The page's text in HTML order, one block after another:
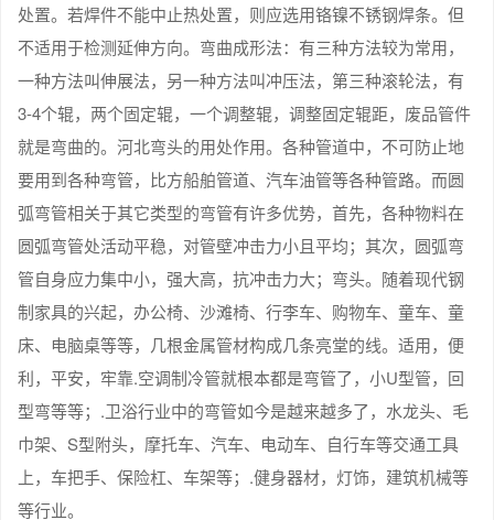
处置。若焊件不能中止热处置，则应选用铬镍不锈钢焊条。但
不适用于检测延伸方向。弯曲成形法：有三种方法较为常用，
一种方法叫伸展法，另一种方法叫冲压法，第三种滚轮法，有
3-4个辊，两个固定辊，一个调整辊，调整固定辊距，废品管件
就是弯曲的。河北弯头的用处作用。各种管道中，不可防止地
要用到各种弯管，比方船舶管道、汽车油管等各种管路。而圆
弧弯管相关于其它类型的弯管有许多优势，首先，各种物料在
圆弧弯管处活动平稳，对管壁冲击力小且平均；其次，圆弧弯
管自身应力集中小，强大高，抗冲击力大；弯头。随着现代钢
制家具的兴起，办公椅、沙滩椅、行李车、购物车、童车、童
床、电脑桌等等，几根金属管材构成几条亮堂的线。适用，便
利，平安，牢靠.空调制冷管就根本都是弯管了，小U型管，回
型弯等等；.卫浴行业中的弯管如今是越来越多了，水龙头、毛
巾架、S型附头，摩托车、汽车、电动车、自行车等交通工具
上，车把手、保险杠、车架等；.健身器材，灯饰，建筑机械等
等行业。